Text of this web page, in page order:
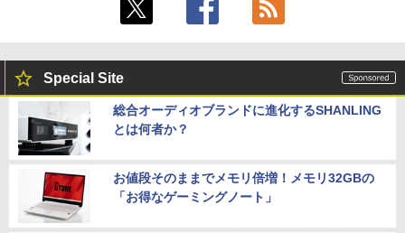
Special Site
総合オーディオブランドに進化するSHANLING
とは何者か？
お値段そのままでメモリ倍増！メモリ32GBの
「お得なゲーミングノート」